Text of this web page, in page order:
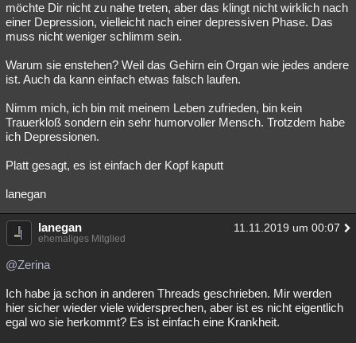
möchte Dir nicht zu nahe treten, aber das klingt nicht wirklich nach
einer Depression, vielleicht nach einer depressiven Phase. Das
muss nicht weniger schlimm sein.
Warum sie enstehen? Weil das Gehirn ein Organ wie jedes andere
ist. Auch da kann einfach etwas falsch laufen.
Nimm mich, ich bin mit meinem Leben zufrieden, bin kein
Trauerkloß sondern ein sehr humorvoller Mensch. Trotzdem habe
ich Depressionen.
Platt gesagt, es ist einfach der Kopf kaputt
lanegan
lanegan 11.11.2019 um 00:07
ehemaliges Mitglied
@Zerina
Ich habe ja schon in anderen Threads geschrieben. Mir werden
hier sicher wieder viele widersprechen, aber ist es nicht eigentlich
egal wo sie herkommt? Es ist einfach eine Krankheit.